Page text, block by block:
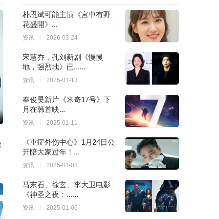
朴恩斌可能主演《宮中有野
花盛開》...
资讯 2026-03-24
宋慧乔，孔刘新剧《慢慢
地，强烈地》已......
资讯 2025-01-13
奉俊昊新片《米奇17号》下
月在韩首映...
资讯 2025-01-11
《重症外伤中心》1月24日公
开陪大家过年！...
资讯 2025-01-08
马东石、徐玄、李大卫电影
《神圣之夜：......
资讯 2025-01-06